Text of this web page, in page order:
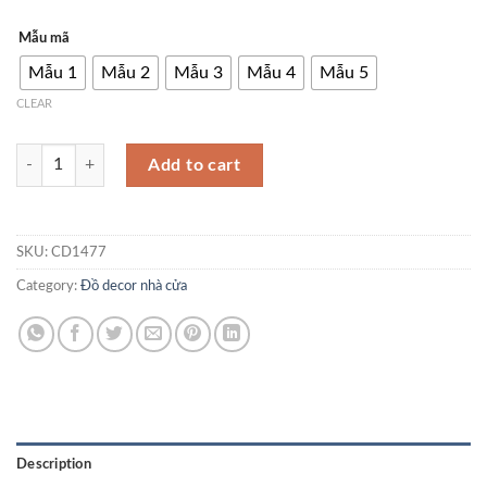
Mẫu mã
Mẫu 1 Mẫu 2 Mẫu 3 Mẫu 4 Mẫu 5
CLEAR
Tượng chú thỏ cầm hoa trang trí CD1477 quantity
Add to cart
SKU: CD1477
Category: Đồ decor nhà cửa
Description